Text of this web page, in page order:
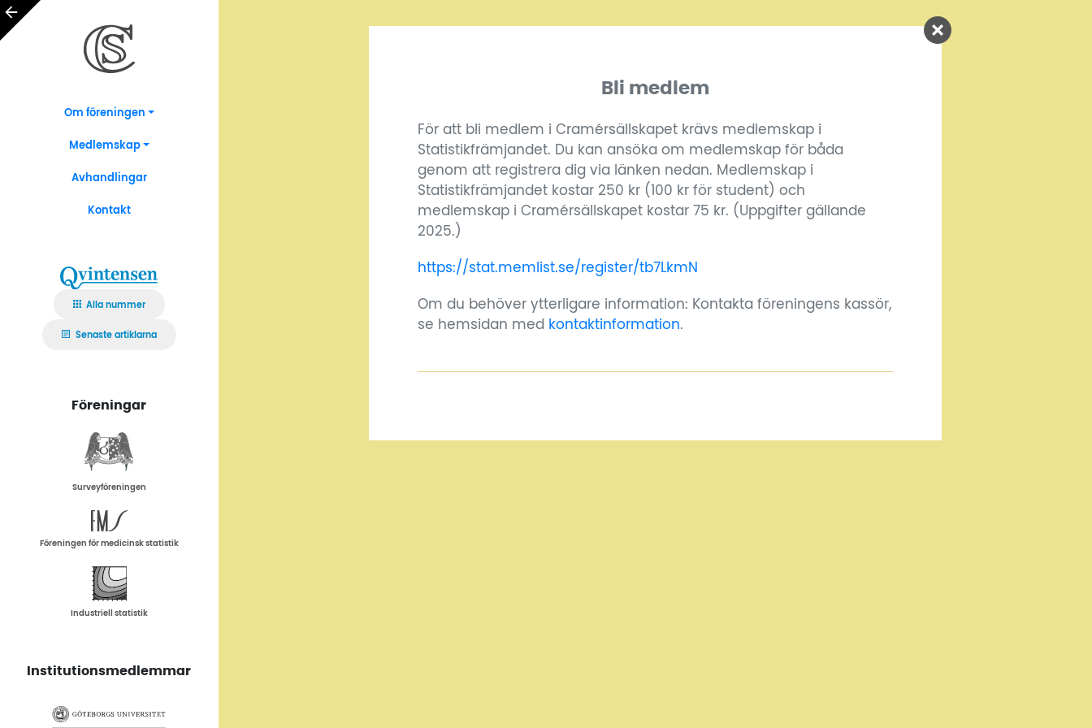
Om föreningen
Medlemskap
Avhandlingar
Kontakt
Alla nummer
Senaste artiklarna
Föreningar
Surveyföreningen
Föreningen för medicinsk statistik
Industriell statistik
Institutionsmedlemmar
Bli medlem
För att bli medlem i Cramérsällskapet krävs medlemskap i
Statistikfrämjandet. Du kan ansöka om medlemskap för båda
genom att registrera dig via länken nedan. Medlemskap i
Statistikfrämjandet kostar 250 kr (100 kr för student) och
medlemskap i Cramérsällskapet kostar 75 kr. (Uppgifter gällande
2025.)
https://stat.memlist.se/register/tb7LkmN
Om du behöver ytterligare information: Kontakta föreningens kassör,
se hemsidan med kontaktinformation.